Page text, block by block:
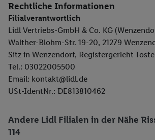
Rechtliche Informationen
Filialverantwortlich
Lidl Vertriebs-GmbH & Co. KG
Walther-Blohm-Str. 19-20, 21279
Sitz in Wenzendorf, Registergericht
Tel.: 03022005500
Email: kontakt@lidl.de
USt-IdentNr.: DE813810462
Andere Lidl Filialen in der Nähe
114